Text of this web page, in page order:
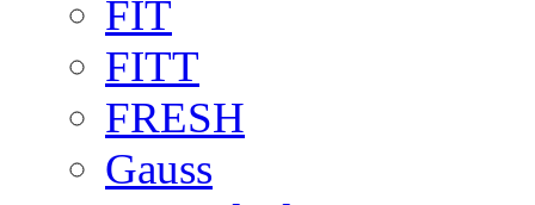
FIT
FITT
FRESH
Gauss